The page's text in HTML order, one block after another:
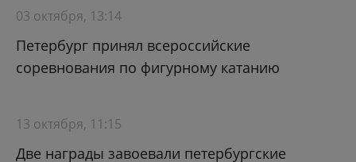
03 октября, 13:14
Петербург принял всероссийские
соревнования по фигурному катанию
13 октября, 11:15
Две награды завоевали петербургские